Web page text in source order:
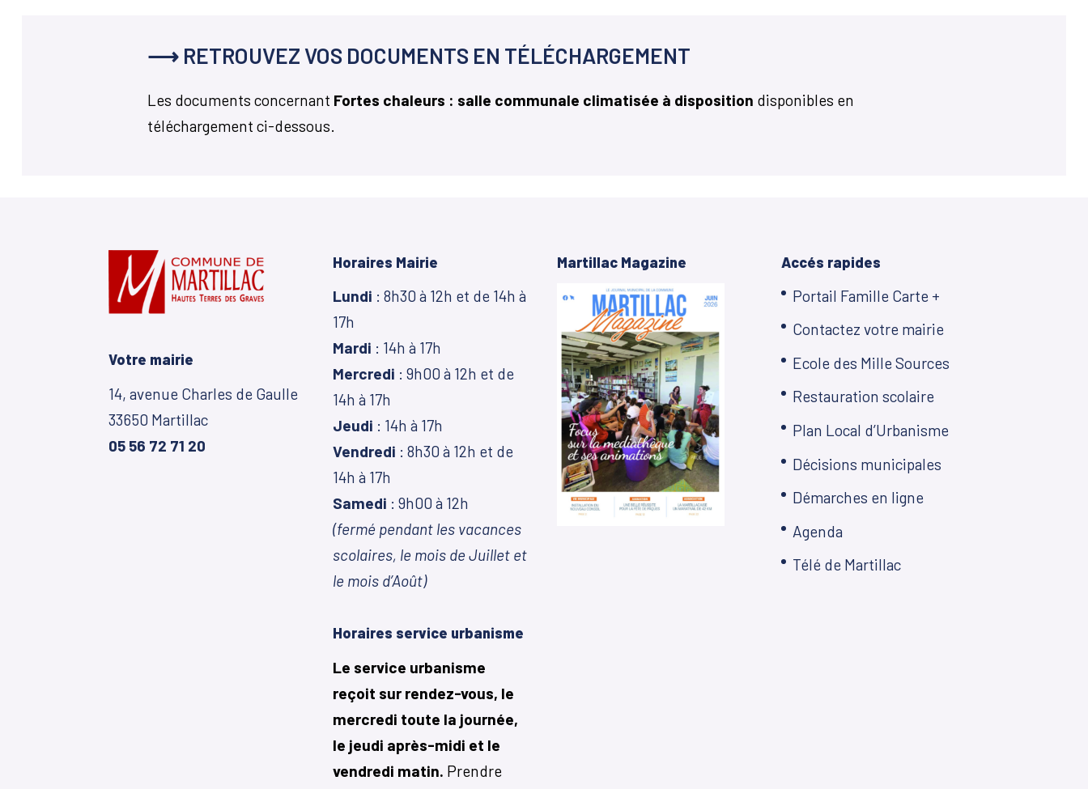
⟶ RETROUVEZ VOS DOCUMENTS EN TÉLÉCHARGEMENT
Les documents concernant Fortes chaleurs : salle communale climatisée à disposition disponibles en
téléchargement ci-dessous.
Votre mairie
14, avenue Charles de Gaulle
33650 Martillac
05 56 72 71 20
Horaires Mairie
Lundi : 8h30 à 12h et de 14h à
17h
Mardi : 14h à 17h
Mercredi : 9h00 à 12h et de
14h à 17h
Jeudi : 14h à 17h
Vendredi : 8h30 à 12h et de
14h à 17h
Samedi : 9h00 à 12h
(fermé pendant les vacances
scolaires, le mois de Juillet et
le mois d’Août)
Horaires service urbanisme
Le service urbanisme
reçoit sur rendez-vous, le
mercredi toute la journée,
le jeudi après-midi et le
vendredi matin. Prendre
Martillac Magazine Accés rapides
Portail Famille Carte +
Contactez votre mairie
Ecole des Mille Sources
Restauration scolaire
Plan Local d’Urbanisme
Décisions municipales
Démarches en ligne
Agenda
Télé de Martillac